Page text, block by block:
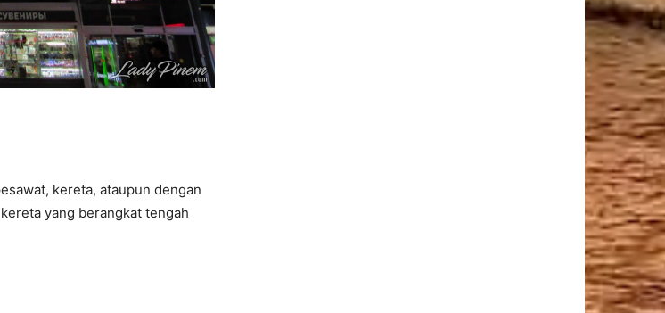
kereta, ataupun dengan
yang berangkat tengah